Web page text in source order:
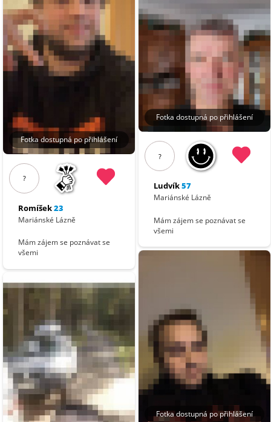
Fotka dostupná po přihlášení
?
Romíšek23
Mariánské Lázně
Mám zájem se poznávat se
všemi
Fotka dostupná po přihlášení
?
Ludvík57
Mariánské Lázně
Mám zájem se poznávat se
všemi
Fotka dostupná po přihlášení